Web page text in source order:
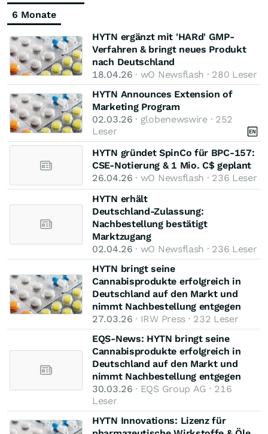
6 Monate
HYTN ergänzt mit 'HARd' GMP-
Verfahren & bringt neues Produkt
nach Deutschland
18.04.26 · wO Newsflash · 280 Leser
HYTN Announces Extension of
Marketing Program
02.03.26 · globenewswire · 252
Leser
HYTN gründet SpinCo für BPC‑157:
CSE‑Notierung & 1 Mio. C$ geplant
26.04.26 · wO Newsflash · 236 Leser
HYTN erhält
Deutschland‑Zulassung:
Nachbestellung bestätigt
Marktzugang
02.04.26 · wO Newsflash · 236 Leser
HYTN bringt seine
Cannabisprodukte erfolgreich in
Deutschland auf den Markt und
nimmt Nachbestellung entgegen
27.03.26 · IRW Press · 232 Leser
EQS-News: HYTN bringt seine
Cannabisprodukte erfolgreich in
Deutschland auf den Markt und
nimmt Nachbestellung entgegen
30.03.26 · EQS Group AG · 216
Leser
HYTN Innovations: Lizenz für